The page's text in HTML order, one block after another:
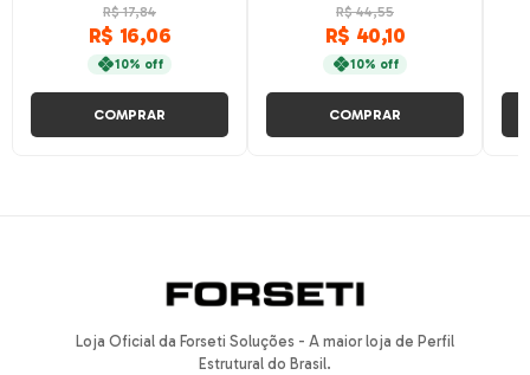
R$ 17,84
R$ 16,06
10% off
COMPRAR
R$ 44,55
R$ 40,10
10% off
COMPRAR
Loja Oficial da Forseti Soluções - A maior loja de Perfil
Estrutural do Brasil.